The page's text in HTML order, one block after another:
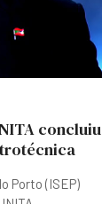
concluiu
Porto (ISEP)